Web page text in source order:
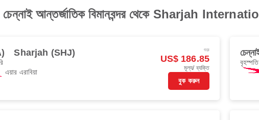
আন্তর্জাতিক বিমানবন্দর থেকে Sharjah
Sharjah (SHJ)
এয়ার এরাবিয়া
শুরু
US$ 186.85
মূল্য/ ব্যক্তি
বুক করুন